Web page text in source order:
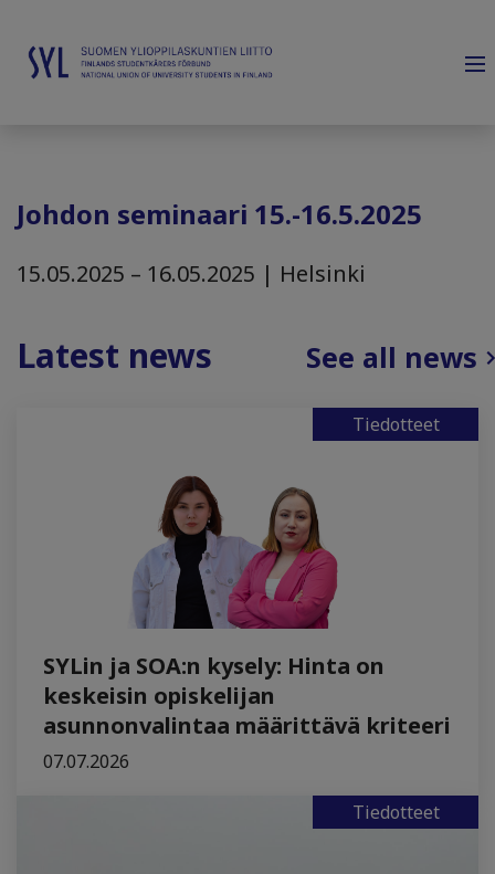
Johdon seminaari 15.-16.5.2025
15.05.2025 – 16.05.2025 | Helsinki
Latest news See all news
Tiedotteet
SYLin ja SOA:n kysely: Hinta on
keskeisin opiskelijan
asunnonvalintaa määrittävä kriteeri
07.07.2026
Tiedotteet